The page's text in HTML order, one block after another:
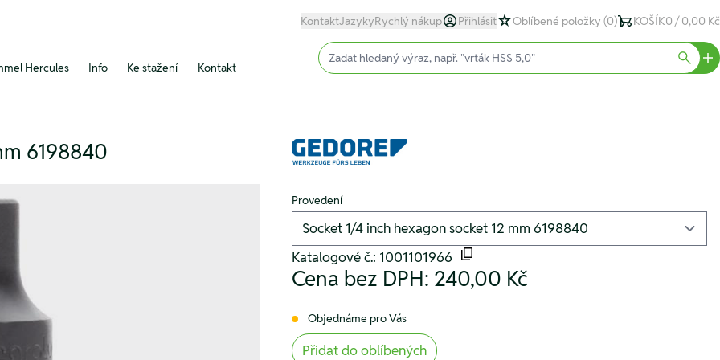
KontaktJazykyRychlý nákup Přihlásit Oblíbené položky (0) KOŠÍK0 / 0,00 Kč
Hercules Info Ke stažení Kontakt
Input (text)
6198840
Provedení
Katalogové č.: 1001101966
Cena bez DPH: 240,00 Kč
Objednáme pro Vás
Přidat do oblíbených